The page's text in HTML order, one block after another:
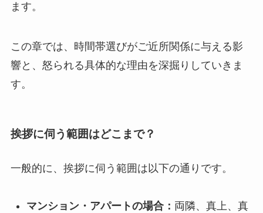
ます。
この章では、時間帯選びがご近所関係に与える影
響と、怒られる具体的な理由を深掘りしていきま
す。
挨拶に伺う範囲はどこまで？
一般的に、挨拶に伺う範囲は以下の通りです。
マンション・アパートの場合： 両隣、真上、真